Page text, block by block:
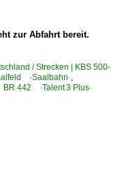
zur Abfahrt bereit.
/ Strecken | KBS 500-
·Saalbahn·,
442 ·Talent 3 Plus·